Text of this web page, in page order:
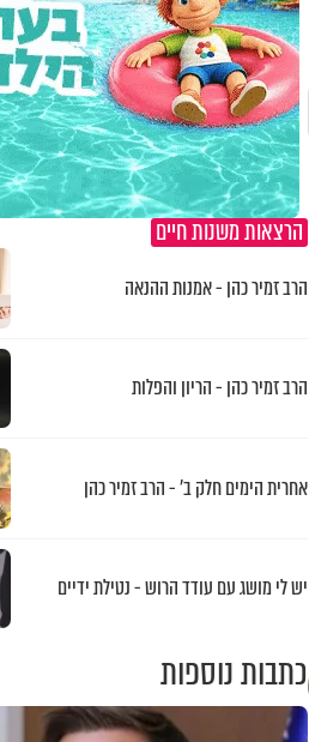
הרצאות משנות חיים
הרב זמיר כהן - אמנות ההנאה
הרב זמיר כהן - הריון והפלות
אחרית הימים חלק ב’ - הרב זמיר כהן
יש לי מושג עם עודד הרוש - נטילת ידיים
כתבות נוספות